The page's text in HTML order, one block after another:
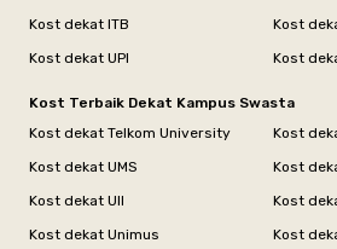
Kost dekat ITB
Kost
Kost dekat UPI
Kost
Kost Terbaik Dekat Kampus Swasta
Kost dekat Telkom University
Kost
Kost dekat UMS
Kost
Kost dekat UII
Kost
Kost dekat Unimus
Kost